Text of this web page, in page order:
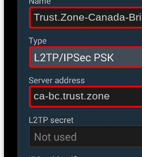
Trust.Zone-Canada-
ca-bc.trust.zone